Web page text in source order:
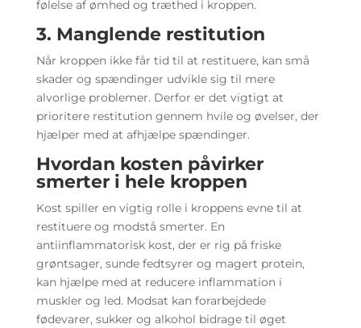
følelse af ømhed og træthed i kroppen.
3. Manglende restitution
Når kroppen ikke får tid til at restituere, kan små
skader og spændinger udvikle sig til mere
alvorlige problemer. Derfor er det vigtigt at
prioritere restitution gennem hvile og øvelser, der
hjælper med at afhjælpe spændinger.
Hvordan kosten påvirker
smerter i hele kroppen
Kost spiller en vigtig rolle i kroppens evne til at
restituere og modstå smerter. En
antiinflammatorisk kost, der er rig på friske
grøntsager, sunde fedtsyrer og magert protein,
kan hjælpe med at reducere inflammation i
muskler og led. Modsat kan forarbejdede
fødevarer, sukker og alkohol bidrage til øget